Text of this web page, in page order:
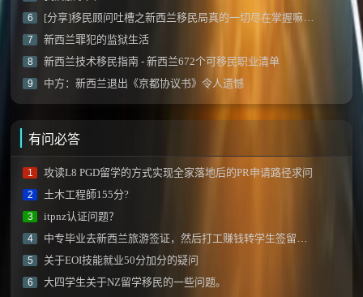
6 [分享]移民顾问吐槽之新西兰移民局真的一切尽在掌握嘛？[JessicaM]
7 新西兰罪犯的监狱生活
8 新西兰技术移民指南 - 新西兰672个可移民职业清单
9 中方：新西兰退出《京都协议书》令人遗憾
有问必答
1 攻读L8 PGD留学的方式实现全家落地后的PR申请路径求问
2 土木工程師155分?
3 itpnz认证问题？
4 中专毕业去新西兰旅游签证，然后打工赚钱转学生签留学可以吗？
5 关于EOI技能就业50分加分的疑问
6 大四学生关于NZ留学移民的一些问题。